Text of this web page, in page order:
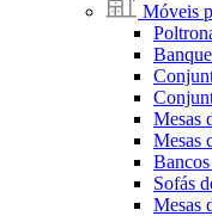
Móveis
Mesas
Mesas
Sofás
Mesas